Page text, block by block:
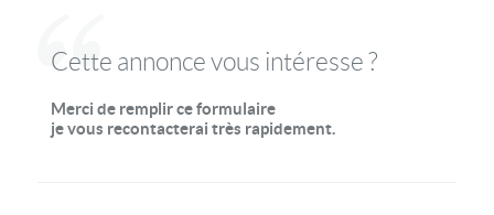
Cette annonce vous intéresse ?
Merci de remplir ce formulaire
je vous recontacterai très rapidement.